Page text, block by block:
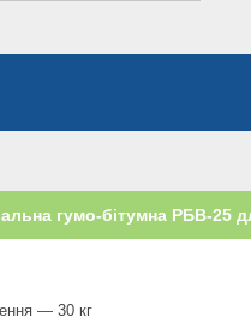
гумо-бітумна РБВ-25
— 30 кг